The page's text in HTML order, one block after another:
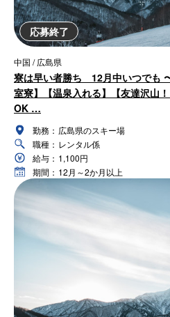
応募終了
中国 / 広島県
寮は早い者勝ち 12月中いつでも
室寮】【温泉入れる】【友達沢山
OK …
勤務： 広島県のスキー場
職種： レンタル係
給与： 1,100円
期間： 12月～2か月以上